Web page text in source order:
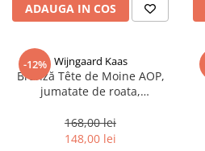
ADAUGA IN COS
-12% Wijngaard Kaas
Brânză Tête de Moine AOP,
jumatate de roata,
168,00 lei
148,00 lei